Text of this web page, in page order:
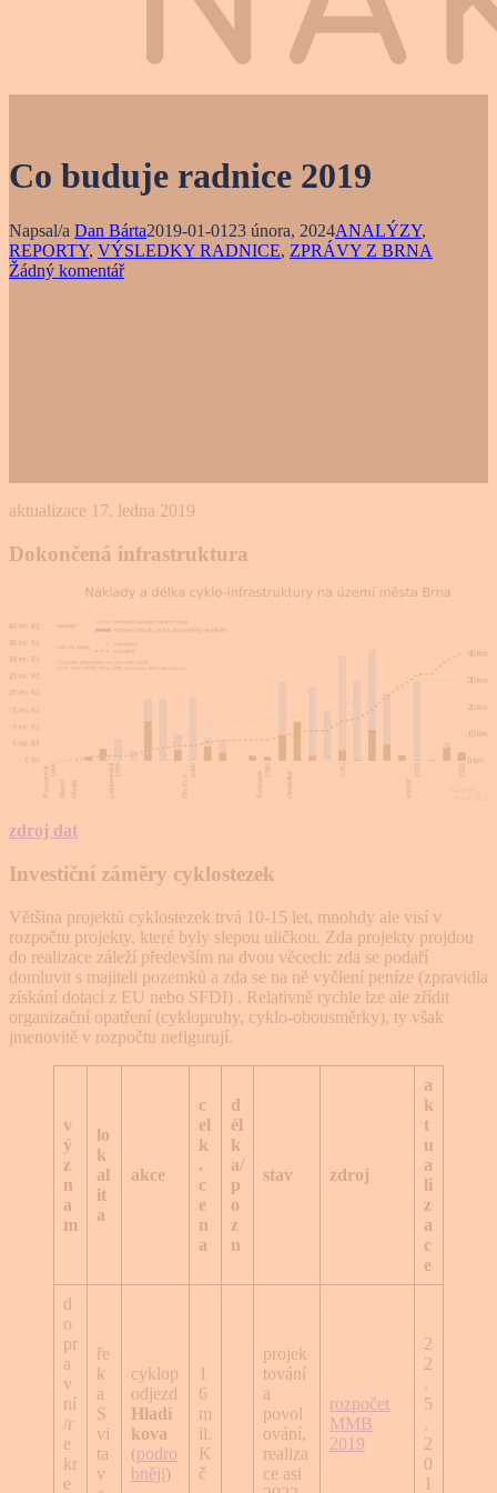
Co buduje radnice 2019
Napsal/a Dan Bárta2019-01-01 23 února, 2024ANALÝZY,
REPORTY, VÝSLEDKY RADNICE, ZPRÁVY Z BRNA
Žádný komentář
aktualizace 17. ledna 2019
Dokončená infrastruktura
zdroj dat
Investiční záměry cyklostezek
Většina projektů cyklostezek trvá 10-15 let, mnohdy ale visí v
rozpočtu projekty, které byly slepou uličkou. Zda projekty projdou
do realizace záleží především na dvou věcech: zda se podaří
domluvit s majiteli pozemků a zda se na ně vyčlení peníze (zpravidla
získání dotací z EU nebo SFDI) . Relativně rychle lze ale zřídit
organizační opatření (cyklopruhy, cyklo-obousměrky), ty však
jmenovitě v rozpočtu nefigurují.
v
ý
z
n
a
m
lo
k
al
it
a
akce
c
el
k
.
c
e
n
a
d
él
k
a/
p
o
z
n
stav zdroj
a
k
t
u
a
li
z
a
c
e
d
o
pr
a
v
ní
/r
e
kr
e
ře
k
a
S
vi
ta
v
cyklop
odjezd
Hladí
kova
(podro
bněji)
1
6
m
il.
K
č
projek
tování
a
povol
ování,
realiza
ce asi
rozpočet
MMB
2019
2
2
.
5
.
2
0
1